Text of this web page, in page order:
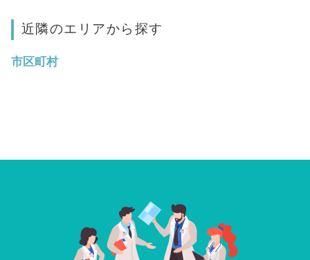
近隣のエリアから探す
市区町村